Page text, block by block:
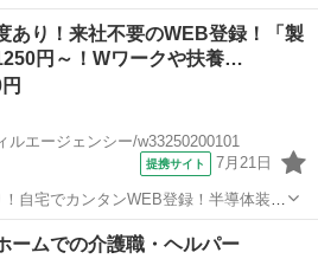
鶴田町／時給1250円】4勤2休で年間休
。未経験から月収22万以上可 【コメ
あり！来社不要のWEB登録！「製
円～！Wワークや扶養…
ルエージェンシー/w33250200101
提携サイト 7月21日
！自宅でカンタンWEB登録！半導体装置
／時給1250円】4勤2休で年間休日多
験から月収22万以上可 【コメン
ームでの介護職・ヘルパー